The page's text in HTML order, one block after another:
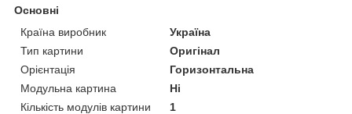
Основні
Країна виробник
Україна
Тип картини
Оригінал
Орієнтація
Горизонтальна
Модульна картина
Ні
Кількість модулів картини
1